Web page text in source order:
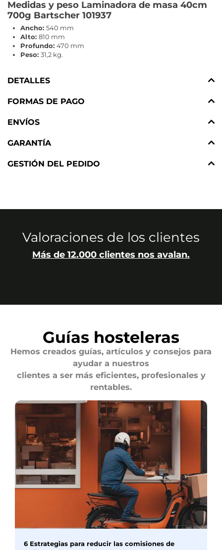
Medidas y peso Laminadora de masa 40cm
700g Bartscher 101937
Ancho: 540 mm
Alto: 810 mm
Profundo: 470 mm
Peso: 31,2 kg.
DETALLES
FORMAS DE PAGO
ENVÍOS
GARANTÍA
GESTIÓN DEL PEDIDO
Valoraciones de los clientes
Más de 12.000 clientes nos avalan.
Guías hosteleras
Hemos creados guías, artículos y consejos para
ayudar a nuestros
clientes a ser más eficientes, profesionales y
rentables.
6 Estrategias para reducir las comisiones de